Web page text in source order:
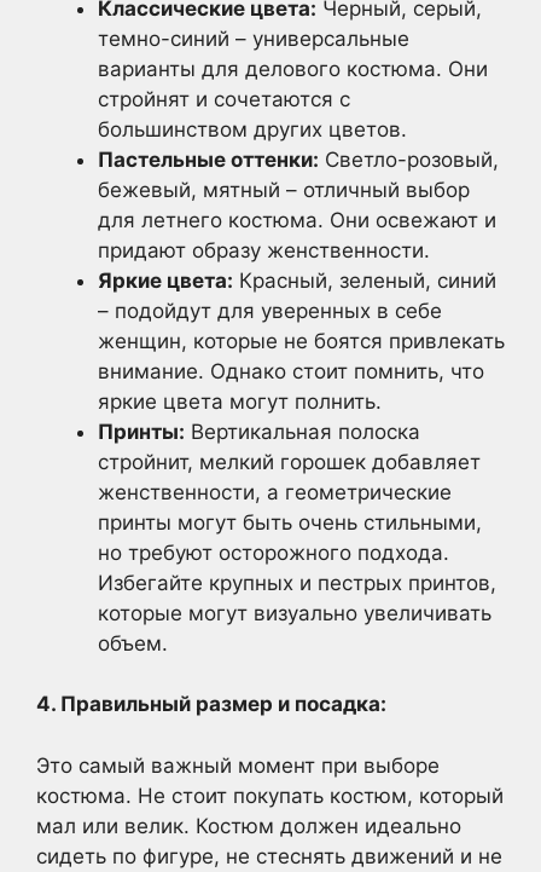
Классические цвета: Черный, серый,
темно-синий – универсальные
варианты для делового костюма. Они
стройнят и сочетаются с
большинством других цветов.
Пастельные оттенки: Светло-розовый,
бежевый, мятный – отличный выбор
для летнего костюма. Они освежают и
придают образу женственности.
Яркие цвета: Красный, зеленый, синий
– подойдут для уверенных в себе
женщин, которые не боятся привлекать
внимание. Однако стоит помнить, что
яркие цвета могут полнить.
Принты: Вертикальная полоска
стройнит, мелкий горошек добавляет
женственности, а геометрические
принты могут быть очень стильными,
но требуют осторожного подхода.
Избегайте крупных и пестрых принтов,
которые могут визуально увеличивать
объем.
4. Правильный размер и посадка:
Это самый важный момент при выборе
костюма. Не стоит покупать костюм, который
мал или велик. Костюм должен идеально
сидеть по фигуре, не стеснять движений и не